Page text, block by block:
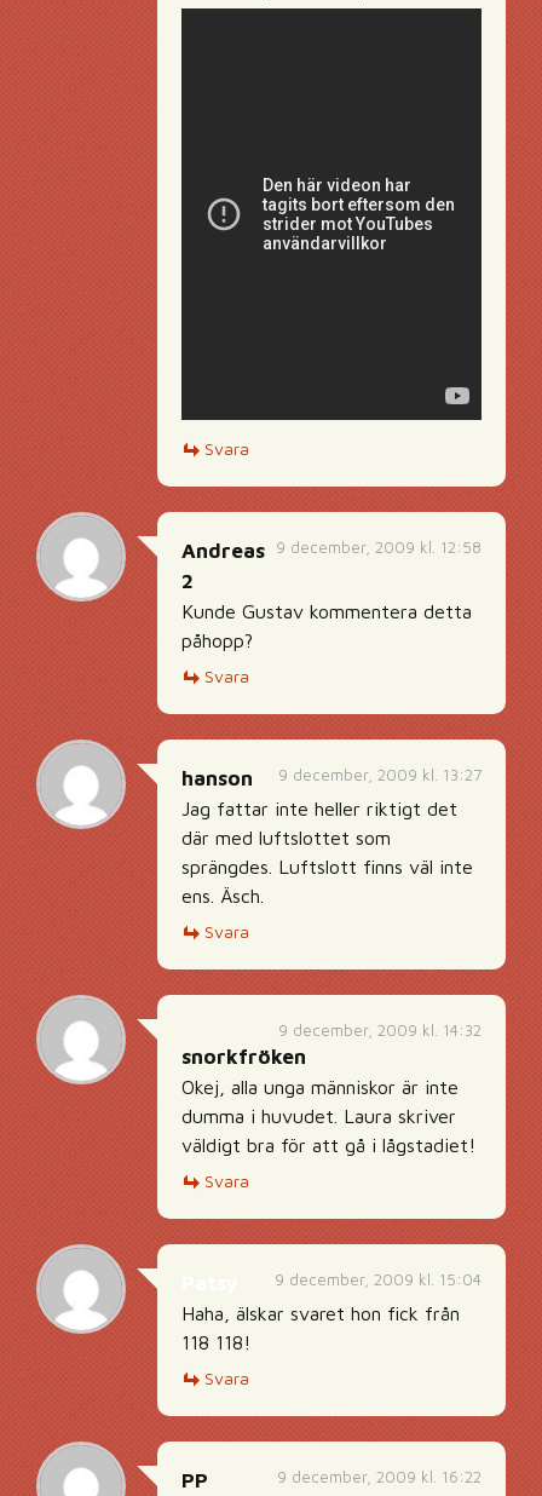
Svara
9 december, 2009 kl. 12:58
Andreas
2
Kunde Gustav kommentera detta
påhopp?
Svara
9 december, 2009 kl. 13:27
hanson
Jag fattar inte heller riktigt det
där med luftslottet som
sprängdes. Luftslott finns väl inte
ens. Äsch.
Svara
9 december, 2009 kl. 14:32
snorkfröken
Okej, alla unga människor är inte
dumma i huvudet. Laura skriver
väldigt bra för att gå i lågstadiet!
Svara
9 december, 2009 kl. 15:04
Haha, älskar svaret hon fick från
118 118!
Svara
9 december, 2009 kl. 16:22
PP